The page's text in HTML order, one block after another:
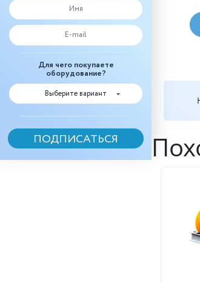
Для чего покупаете
оборудование?
Выберите вариант